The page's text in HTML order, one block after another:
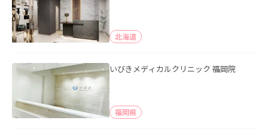
北海道
いびきメディカルクリニック 福岡院
福岡県